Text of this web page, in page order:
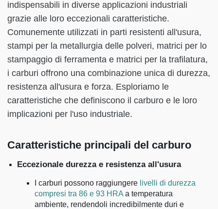
indispensabili in diverse applicazioni industriali
grazie alle loro eccezionali caratteristiche.
Comunemente utilizzati in parti resistenti all'usura,
stampi per la metallurgia delle polveri, matrici per lo
stampaggio di ferramenta e matrici per la trafilatura,
i carburi offrono una combinazione unica di durezza,
resistenza all'usura e forza. Esploriamo le
caratteristiche che definiscono il carburo e le loro
implicazioni per l'uso industriale.
Caratteristiche principali del carburo
Eccezionale durezza e resistenza all'usura
I carburi possono raggiungere livelli di durezza
compresi tra 86 e 93 HRA a temperatura
ambiente, rendendoli incredibilmente duri e